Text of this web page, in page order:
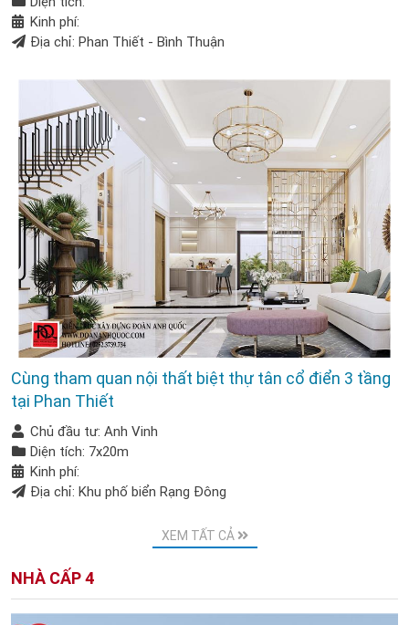
Kinh phí:
Địa chỉ: Phan Thiết - Bình Thuận
Cùng tham quan nội thất biệt thự tân cổ điển 3 tầng
tại Phan Thiết
Chủ đầu tư: Anh Vinh
Diện tích: 7x20m
Kinh phí:
Địa chỉ: Khu phố biển Rạng Đông
XEM TẤT CẢ
NHÀ CẤP 4